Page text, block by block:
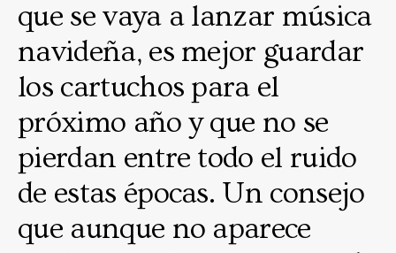
que se vaya a lanzar música
navideña, es mejor guardar
los cartuchos para el
próximo año y que no se
pierdan entre todo el ruido
de estas épocas. Un consejo
que aunque no aparece